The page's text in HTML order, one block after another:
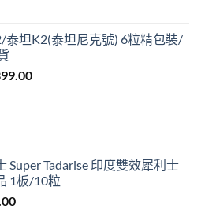
泰坦K2(泰坦尼克號) 6粒精包裝/
Price
Super Tadarise 印度雙效犀利士
1板/10粒
Current